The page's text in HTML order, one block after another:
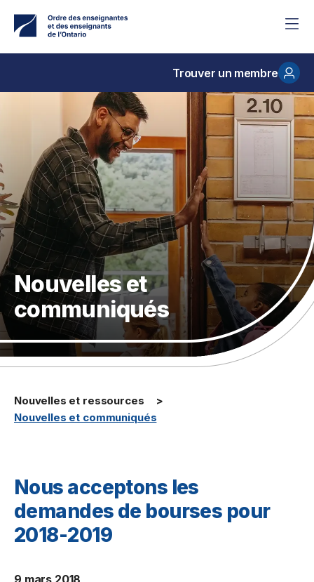
contenu
Trouver un membre
Nouvelles et
communiqués
Nouvelles et ressources
Nouvelles et communiqués
Nous acceptons les
demandes de bourses pour
2018-2019
9 mars 2018